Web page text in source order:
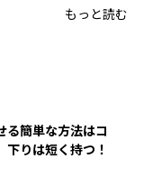
もっと読む
る簡単な方法はコ
りは短く持つ！